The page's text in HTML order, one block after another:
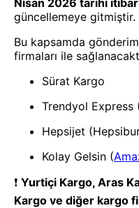
Patates Dinlendiriciler
Metal Patates Ezme-24911